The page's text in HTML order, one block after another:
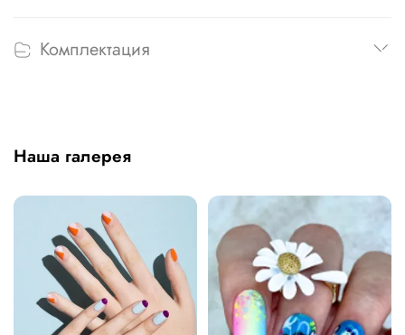
Комплектация
Наша галерея